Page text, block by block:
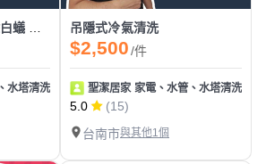
水塔清洗 地板止滑
吊隱式冷氣清洗
$2,500/件
聖潔居家 家電、水管、水塔清洗 地
5.0
(15)
台南市與其他1個